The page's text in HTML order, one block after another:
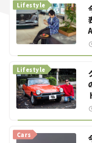
Lifestyle
Lifestyle
Cars